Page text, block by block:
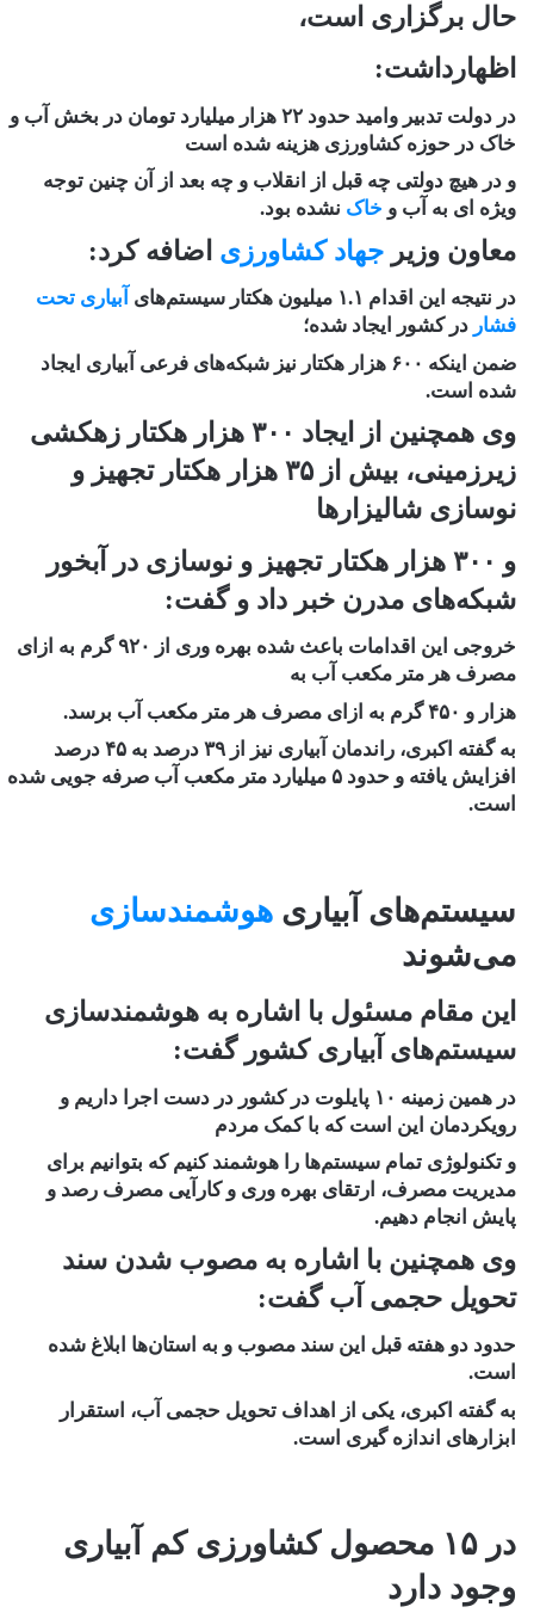
حال برگزاری است،
اظهارداشت:
در دولت تدبیر وامید حدود ٢٢ هزار میلیارد تومان در بخش آب و
خاک در حوزه کشاورزی هزینه شده است
و در هیچ دولتی چه قبل از انقلاب و چه بعد از آن چنین توجه
ویژه ای به آب و خاک نشده بود.
معاون وزیر جهاد کشاورزی اضافه کرد:
در نتیجه این اقدام ۱.۱ میلیون هکتار سیستم‌های
آبیاری تحت
فشار در کشور ایجاد شده؛
ضمن اینکه ۶۰۰ هزار هکتار نیز شبکه‌های فرعی آبیاری ایجاد
شده است.
وی همچنین از ایجاد ۳۰۰ هزار هکتار زهکشی
زیرزمینی، بیش از ۳۵ هزار هکتار تجهیز و
نوسازی شالیزارها
و ۳۰۰ هزار هکتار تجهیز و نوسازی در آبخور
شبکه‌های مدرن خبر داد و گفت:
خروجی این اقدامات باعث شده بهره وری از ۹۲۰ گرم به ازای
مصرف هر متر مکعب آب به
هزار و ۴۵۰ گرم به ازای مصرف هر متر مکعب آب برسد.
به گفته اکبری، راندمان آبیاری نیز از ۳۹ درصد به ۴۵ درصد
افزایش یافته و حدود ۵ میلیارد متر مکعب آب صرفه جویی شده
است.
سیستم‌های آبیاری هوشمندسازی
می‌شوند
این مقام مسئول با اشاره به هوشمندسازی
سیستم‌های آبیاری کشور گفت:
در همین زمینه ۱۰ پایلوت در کشور در دست اجرا داریم و
رویکردمان این است که با کمک مردم
و تکنولوژی تمام سیستم‌ها را هوشمند کنیم که بتوانیم برای
مدیریت مصرف، ارتقای بهره وری و کارآیی مصرف رصد و
پایش انجام دهیم.
وی همچنین با اشاره به مصوب شدن سند
تحویل حجمی آب گفت:
حدود دو هفته قبل این سند مصوب و به استان‌ها ابلاغ شده
است.
به گفته اکبری، یکی از اهداف تحویل حجمی آب، استقرار
ابزارهای اندازه گیری است.
در ۱۵ محصول کشاورزی کم آبیاری
وجود دارد